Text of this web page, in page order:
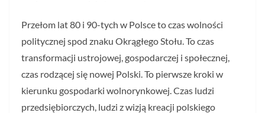
Przełom lat 80 i 90-tych w Polsce to czas wolności
politycznej spod znaku Okrągłego Stołu. To czas
transformacji ustrojowej, gospodarczej i społecznej,
czas rodzącej się nowej Polski. To pierwsze kroki w
kierunku gospodarki wolnorynkowej. Czas ludzi
przedsiębiorczych, ludzi z wizją kreacji polskiego